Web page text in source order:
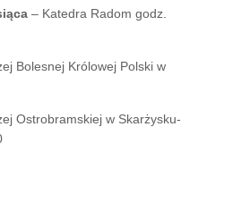
– Katedra Radom godz.
Bolesnej Królowej Polski w
Ostrobramskiej w Skarżysku-